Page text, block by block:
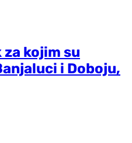
kojim su
i Doboju,